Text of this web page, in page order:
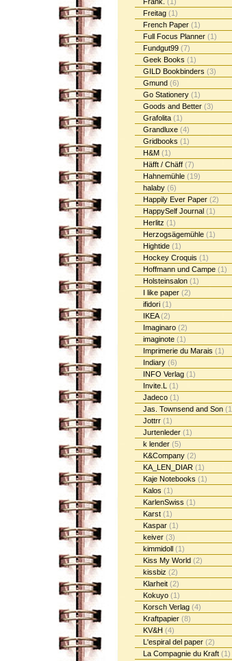
Freitag (1)
French Paper (1)
Full Focus Planner (1)
Fundgut99 (7)
Geek Books (1)
GILD Bookbinders (3)
Gmund (6)
Go Stationery (1)
Goods and Better (3)
Grafolita (1)
Grandluxe (4)
Gridbooks (1)
H&M (1)
Häfft / Chäff (7)
Hahnemühle (19)
halaby (6)
Happily Ever Paper (2)
HappySelf Journal (1)
Herlitz (1)
Herzogsägemühle (1)
Hightide (1)
Hockey Croquis (1)
Hoffmann und Campe (1)
Holsteinsalon (1)
I like paper (2)
ifidori (1)
IKEA(2)
Imaginaro (2)
imaginote (1)
Imprimerie du Marais (1)
Indiary (6)
INFO Verlag (1)
Invite.L (1)
Jadeco (1)
Jas. Townsend and Son
Jottrr (1)
Jurtenleder (1)
k lender (5)
K&Company (2)
KA_LEN_DIAR (1)
Kaje Notebooks (1)
Kalos (1)
KarlenSwiss (1)
Karst (1)
Kaspar (1)
keiver (3)
kimmidoll (1)
Kiss My World (2)
kissbiz (2)
Klarheit (2)
Kokuyo (1)
Korsch Verlag (4)
Kraftpapier (8)
KV&H (4)
L'espiral del paper (2)
La Compagnie du Kraft (1)